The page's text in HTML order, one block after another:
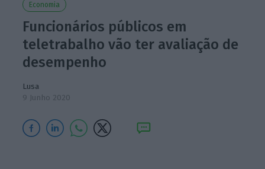
Economia
Funcionários públicos em
teletrabalho vão ter avaliação de
desempenho
Lusa
9 Junho 2020